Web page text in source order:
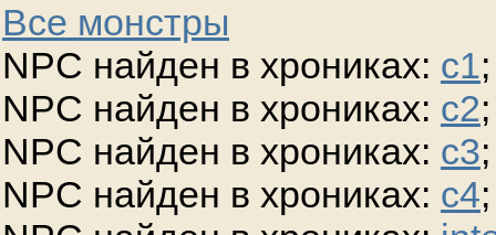
Все монстры
NPC найден в хрониках: c1;
NPC найден в хрониках: c2;
NPC найден в хрониках: c3;
NPC найден в хрониках: c4;